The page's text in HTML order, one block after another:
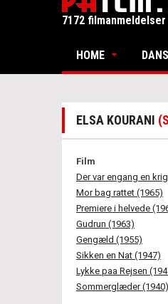
7172 filmanmeldelser
HOME
ELSA KOURANI
Film
Der var engang en
Mor bag rattet (1965)
Premiere i helvede
Gudrun (1963)
Gengæld (1955)
Sikken en Nat (1947)
Lykke paa Rejsen
Sommerglæder (1940)